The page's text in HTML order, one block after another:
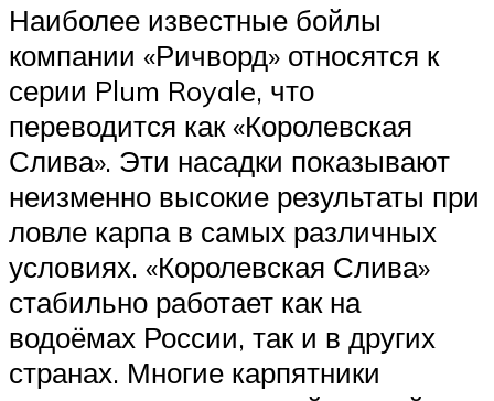
Наиболее известные бойлы
компании «Ричворд» относятся к
серии Plum Royale, что
переводится как «Королевская
Слива». Эти насадки показывают
неизменно высокие результаты при
ловле карпа в самых различных
условиях. «Королевская Слива»
стабильно работает как на
водоёмах России, так и в других
странах. Многие карпятники